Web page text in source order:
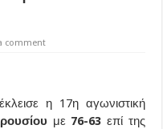
comment
έκλεισε η 17η αγωνιστική
με 76-63 επί της